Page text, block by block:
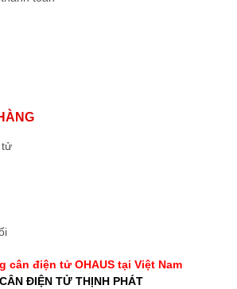
tử
cân điện tử OHAUS tại Việt Nam
ĐIỆN TỬ THỊNH PHÁT